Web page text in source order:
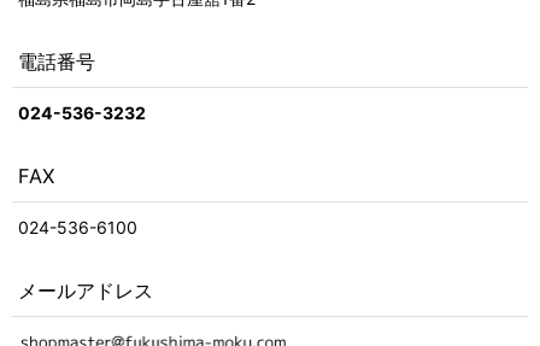
電話番号
024-536-3232
FAX
024-536-6100
メールアドレス